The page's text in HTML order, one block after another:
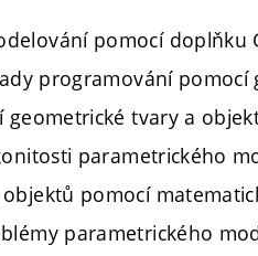
pomocí doplňku
programování pomocí
tvary a
parametrického
pomocí
parametrického